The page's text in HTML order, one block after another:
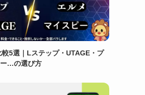
較5選｜Lステップ・UTAGE・プ
…の選び方